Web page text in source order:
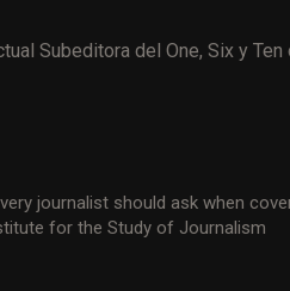
Subeditora del One, Six y Ten
journalist should ask when
for the Study of Journalism